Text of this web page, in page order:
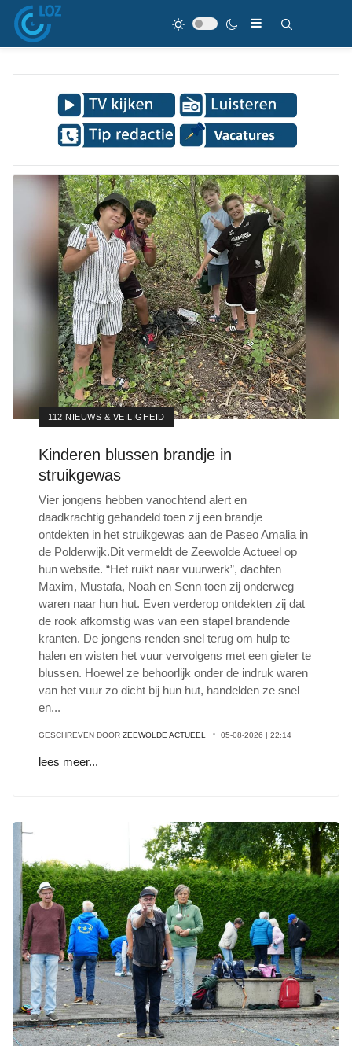
112 NIEUWS & VEILIGHEID
Kinderen blussen brandje in
struikgewas
Vier jongens hebben vanochtend alert en
daadkrachtig gehandeld toen zij een brandje
ontdekten in het struikgewas aan de Paseo Amalia in
de Polderwijk.Dit vermeldt de Zeewolde Actueel op
hun website. “Het ruikt naar vuurwerk”, dachten
Maxim, Mustafa, Noah en Senn toen zij onderweg
waren naar hun hut. Even verderop ontdekten zij dat
de rook afkomstig was van een stapel brandende
kranten. De jongens renden snel terug om hulp te
halen en wisten het vuur vervolgens met een gieter te
blussen. Hoewel ze behoorlijk onder de indruk waren
van het vuur zo dicht bij hun hut, handelden ze snel
en...
GESCHREVEN DOOR ZEEWOLDE ACTUEEL 05-08-2026 | 22:14
lees meer...